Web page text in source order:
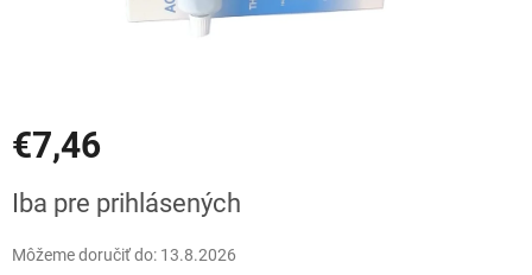
€7,46
cena:
Iba pre prihlásených
Môžeme doručiť do: 13.8.2026